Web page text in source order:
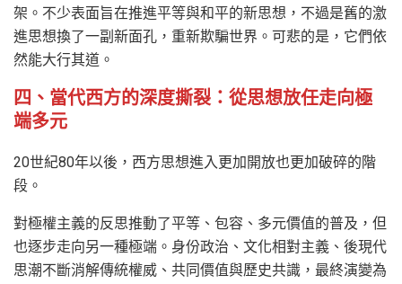
架。不少表面旨在推進平等與和平的新思想，不過是舊的激
進思想換了一副新面孔，重新欺騙世界。可悲的是，它們依
然能大行其道。
四、當代西方的深度撕裂：從思想放任走向極
端多元
20世紀80年以後，西方思想進入更加開放也更加破碎的階
段。
對極權主義的反思推動了平等、包容、多元價值的普及，但
也逐步走向另一種極端。身份政治、文化相對主義、後現代
思潮不斷消解傳統權威、共同價值與歷史共識，最終演變為